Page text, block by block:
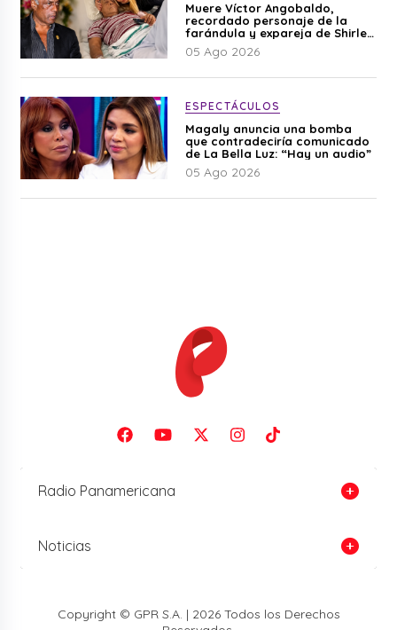
Muere Víctor Angobaldo,
recordado personaje de la
farándula y expareja de Shirley
Cherres
05 Ago 2026
ESPECTÁCULOS
Magaly anuncia una bomba
que contradeciría comunicado
de La Bella Luz: “Hay un audio”
05 Ago 2026
Radio Panamericana
Noticias
Copyright © GPR S.A. | 2026 Todos los Derechos